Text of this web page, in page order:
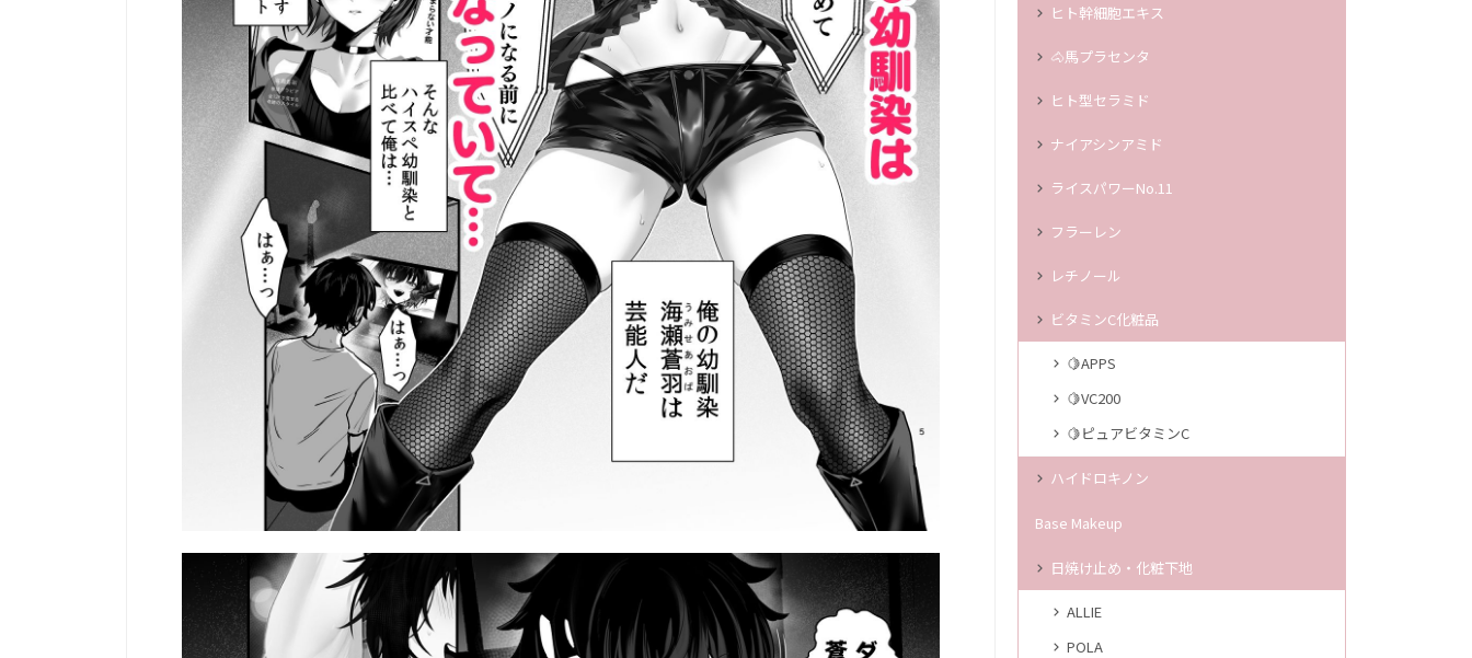
ヒト幹細胞エキス
🐴馬プラセンタ
ヒト型セラミド
ナイアシンアミド
ライスパワーNo.11
フラーレン
レチノール
ビタミンC化粧品
🍋APPS
🍋VC200
🍋ピュアビタミンC
ハイドロキノン
Base Makeup
日焼け止め・化粧下地
ALLIE
POLA